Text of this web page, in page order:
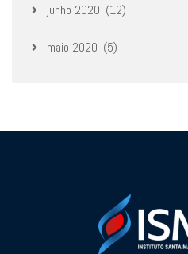
junho 2020 (12)
maio 2020 (5)